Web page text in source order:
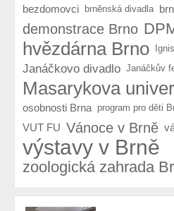
bezdomovci brněnská divadla
demonstrace Brno
hvězdárna Brno
Janáčkovo divadlo Janáčkův
Masarykova
osobnosti Brna program pro děti
VUT FU Vánoce v Brně
výstavy v Brně
zoologická zahrada